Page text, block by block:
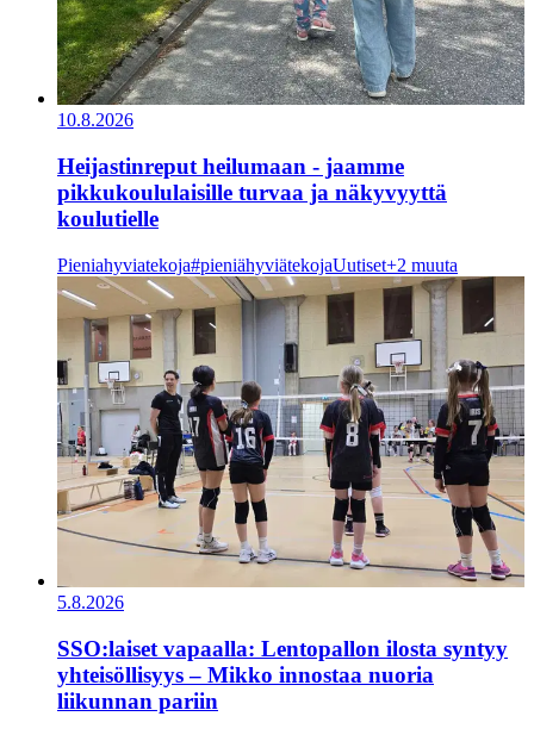
10.8.2026
Heijastinreput heilumaan - jaamme
pikkukoululaisille turvaa ja näkyvyyttä
koulutielle
Pieniahyviatekoja#pieniähyviätekojaUutiset+2 muuta
5.8.2026
SSO:laiset vapaalla: Lentopallon ilosta syntyy
yhteisöllisyys – Mikko innostaa nuoria
liikunnan pariin